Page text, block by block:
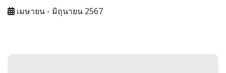
เมษายน - มิถุนายน 2567